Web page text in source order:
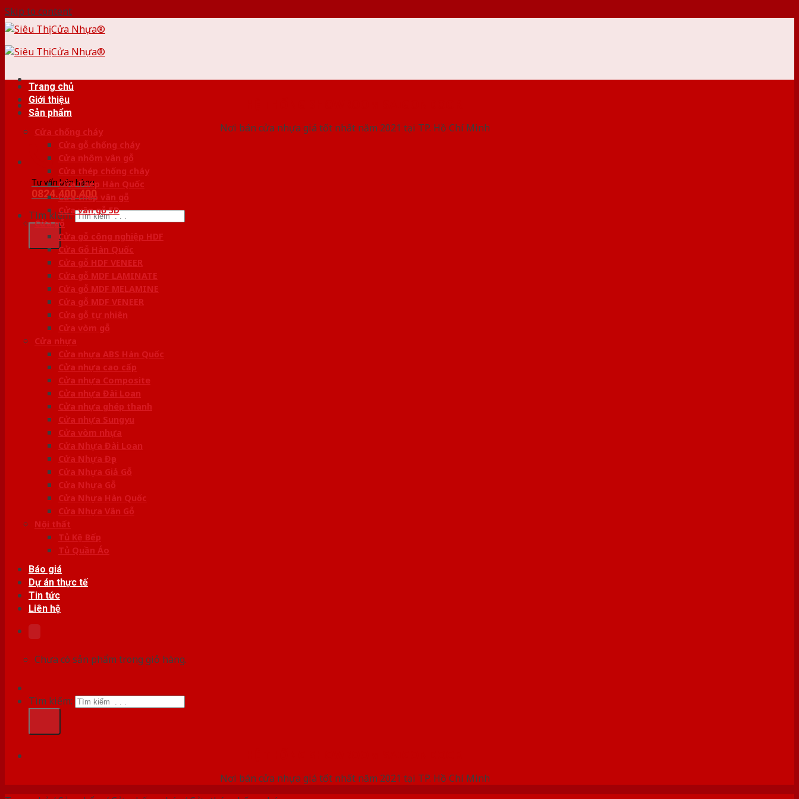
Skip to content
Nơi bán cửa nhựa giá tốt nhất năm 2021 tại TP. Hồ Chí Minh
Tư vấn bán hàng
0824.400.400
Tìm kiếm:
Trang chủ
Giới thiệu
Sản phẩm
Cửa chống cháy
Cửa gỗ chống cháy
Cửa nhôm vân gỗ
Cửa thép chống cháy
Cửa Thép Hàn Quốc
Cửa thép vân gỗ
Cửa vân gỗ 5D
Cửa gỗ
Cửa gỗ công nghiệp HDF
Cửa Gỗ Hàn Quốc
Cửa gỗ HDF VENEER
Cửa gỗ MDF LAMINATE
Cửa gỗ MDF MELAMINE
Cửa gỗ MDF VENEER
Cửa gỗ tự nhiên
Cửa vòm gỗ
Cửa nhựa
Cửa nhựa ABS Hàn Quốc
Cửa nhựa cao cấp
Cửa nhựa Composite
Cửa nhựa Đài Loan
Cửa nhựa ghép thanh
Cửa nhựa Sungyu
Cửa vòm nhựa
Cửa Nhựa Đài Loan
Cửa Nhựa Đẹp
Cửa Nhựa Giả Gỗ
Cửa Nhựa Gỗ
Cửa Nhựa Hàn Quốc
Cửa Nhựa Vân Gỗ
Nội thất
Tủ Kệ Bếp
Tủ Quần Áo
Báo giá
Dự án thực tế
Tin tức
Liên hệ
Chưa có sản phẩm trong giỏ hàng.
Tìm kiếm:
Nơi bán cửa nhựa giá tốt nhất năm 2021 tại TP. Hồ Chí Minh